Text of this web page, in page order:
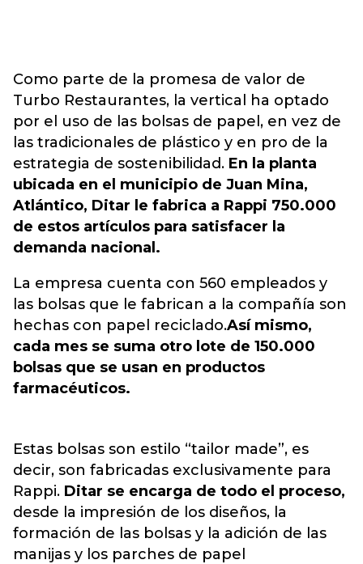
Como parte de la promesa de valor de
Turbo Restaurantes, la vertical ha optado
por el uso de las bolsas de papel, en vez de
las tradicionales de plástico y en pro de la
estrategia de sostenibilidad. En la planta
ubicada en el municipio de Juan Mina,
Atlántico, Ditar le fabrica a Rappi 750.000
de estos artículos para satisfacer la
demanda nacional.
La empresa cuenta con 560 empleados y
las bolsas que le fabrican a la compañía son
hechas con papel reciclado.Así mismo,
cada mes se suma otro lote de 150.000
bolsas que se usan en productos
farmacéuticos.
Estas bolsas son estilo “tailor made”, es
decir, son fabricadas exclusivamente para
Rappi. Ditar se encarga de todo el proceso,
desde la impresión de los diseños, la
formación de las bolsas y la adición de las
manijas y los parches de papel